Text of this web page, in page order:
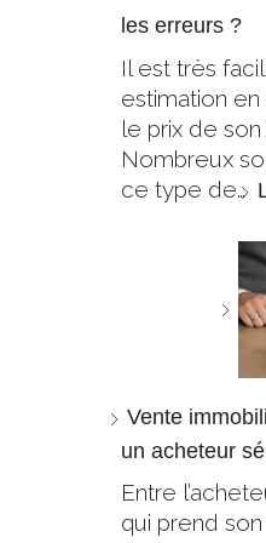
les erreurs ?
Il est très
estimation
le prix de
Nombreux
ce type de…
Vente
un acheteur
Entre
qui prend